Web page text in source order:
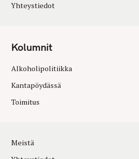
Yhteystiedot
Kolumnit
Alkoholipolitiikka
Kantapöydässä
Toimitus
Meistä